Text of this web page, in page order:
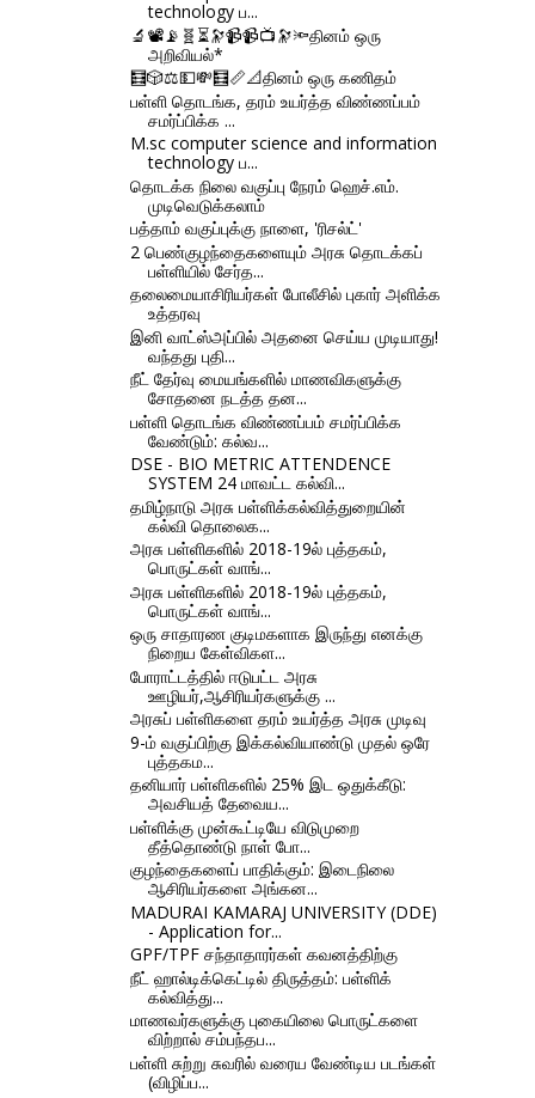
technology ப...
🔬📽📡🧬⏳🔭📹📹📺🔭🔦தினம் ஒரு
அறிவியல்*
🧮🎲⚖💵💸🧮📏📐தினம் ஒரு கணிதம்
பள்ளி தொடங்க, தரம் உயர்த்த விண்ணப்பம்
சமர்ப்பிக்க ...
M.sc computer science and information
technology ப...
தொடக்க நிலை வகுப்பு நேரம் ஹெச்.எம்.
முடிவெடுக்கலாம்
பத்தாம் வகுப்புக்கு நாளை, 'ரிசல்ட்'
2 பெண்குழந்தைகளையும் அரசு தொடக்கப்
பள்ளியில் சேர்த...
தலைமையாசிரியர்கள் போலீசில் புகார் அளிக்க
உத்தரவு
இனி வாட்ஸ்அப்பில் அதனை செய்ய முடியாது!
வந்தது புதி...
நீட் தேர்வு மையங்களில் மாணவிகளுக்கு
சோதனை நடத்த தன...
பள்ளி தொடங்க விண்ணப்பம் சமர்ப்பிக்க
வேண்டும்: கல்வ...
DSE - BIO METRIC ATTENDENCE
SYSTEM 24 மாவட்ட கல்வி...
தமிழ்நாடு அரசு பள்ளிக்கல்வித்துறையின்
கல்வி தொலைக...
அரசு பள்ளிகளில் 2018-19ல் புத்தகம்,
பொருட்கள் வாங்...
அரசு பள்ளிகளில் 2018-19ல் புத்தகம்,
பொருட்கள் வாங்...
ஒரு சாதாரண குடிமகளாக இருந்து எனக்கு
நிறைய கேள்விகள...
போராட்டத்தில் ஈடுபட்ட அரசு
ஊழியர்,ஆசிரியர்களுக்கு ...
அரசுப் பள்ளிகளை தரம் உயர்த்த அரசு முடிவு
9-ம் வகுப்பிற்கு இக்கல்வியாண்டு முதல் ஒரே
புத்தகம...
தனியார் பள்ளிகளில் 25% இட ஒதுக்கீடு:
அவசியத் தேவைய...
பள்ளிக்கு முன்கூட்டியே விடுமுறை
தீத்தொண்டு நாள் போ...
குழந்தைகளைப் பாதிக்கும்: இடைநிலை
ஆசிரியர்களை அங்கன...
MADURAI KAMARAJ UNIVERSITY (DDE)
- Application for...
GPF/TPF சந்தாதாரர்கள் கவனத்திற்கு
நீட் ஹால்டிக்கெட்டில் திருத்தம்: பள்ளிக்
கல்வித்து...
மாணவர்களுக்கு புகையிலை பொருட்களை
விற்றால் சம்பந்தப...
பள்ளி சுற்று சுவரில் வரைய வேண்டிய படங்கள்
(விழிப்ப...